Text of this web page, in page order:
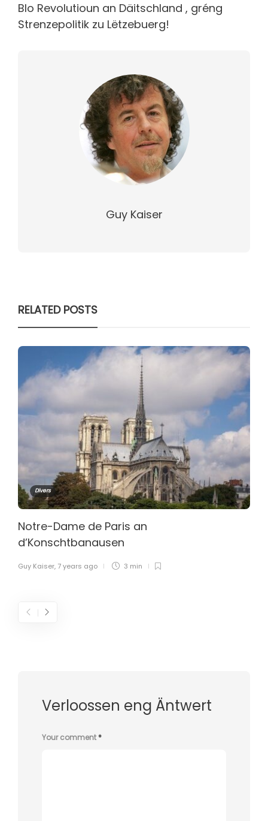
Blo Revolutioun an Däitschland , gréng
Strenzepolitik zu Lëtzebuerg!
Guy Kaiser
RELATED POSTS
Divers
Notre-Dame de Paris an
d’Konschtbanausen
Guy Kaiser, 7 years ago 3 min
Verloossen eng Äntwert
Your comment*